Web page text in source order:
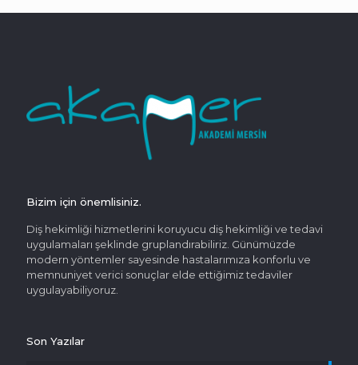
Bizim için önemlisiniz.
Diş hekimliği hizmetlerini koruyucu diş hekimliği ve tedavi
uygulamaları şeklinde gruplandırabiliriz. Günümüzde
modern yöntemler sayesinde hastalarımıza konforlu ve
memnuniyet verici sonuçlar elde ettiğimiz tedaviler
uygulayabiliyoruz.
Son Yazılar